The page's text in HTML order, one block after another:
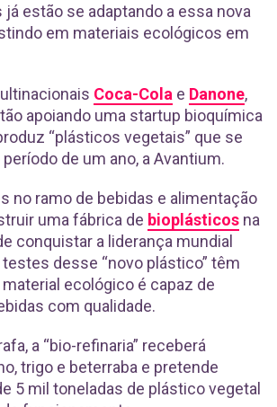
estão se adaptando a essa nova
em materiais ecológicos em
Coca-Cola e Danone,
apoiando uma startup bioquímica
“plásticos vegetais” que se
de um ano, a Avantium.
no ramo de bebidas e alimentação
uma fábrica de bioplásticos na
conquistar a liderança mundial
desse “novo plástico” têm
ecológico é capaz de
com qualidade.
a “bio-refinaria” receberá
trigo e beterraba e pretende
5 mil toneladas de plástico vegetal